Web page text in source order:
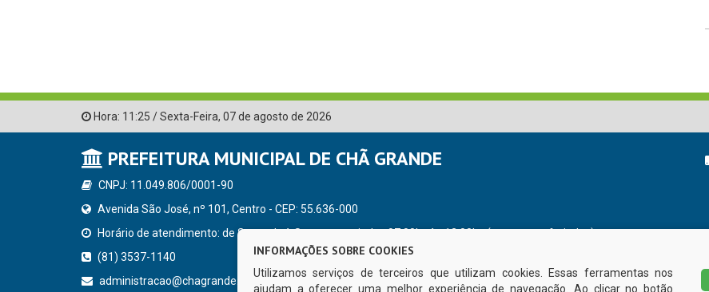
Hora: 11:25 /Sexta-Feira, 07 de agosto de 2026
PREFEITURA MUNICIPAL DE CHÃ GRANDE
CNPJ: 11.049.806/0001-90
Avenida São José, nº 101, Centro - CEP: 55.636-000
Horário de atendimento: de Segunda à Sexta, a partir das 07:00hs às 13:00hs (exceto nos feriados)
(81) 3537-1140
administracao@chagrande.pe.gov.br
INFORMAÇÕES SOBRE COOKIES
Utilizamos serviços de terceiros que utilizam cookies. Essas ferramentas nos
ajudam a oferecer uma melhor experiência de navegação. Ao clicar no botão